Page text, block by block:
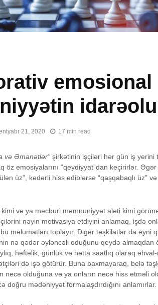
emosional
21, 2020 17 min read
və Əmanətlər” şirkətinin işçiləri hər gün iş
öz emosiyalarını “qeydiyyat”dan keçirirlər.
üz”, kədərli hiss ediblərsə “qaşqabaqlı üz”
və ya məcburi məmnuniyyət aləti kimi
nəyin motivasiya etdiyini anlamaq, işdə
məlumatları toplayır. Digər təşkilatlar da eyni
nə qədər əyləncəli oduğunu qeydə almaqdan
həftəlik, günlük və hətta saatlıq olaraq
də işə götürür. Buna baxmayaraq, belə
necə olduğuna və ya onların necə hiss etməli
doğru mədəniyyət formalaşdırdığını anlamırlar.